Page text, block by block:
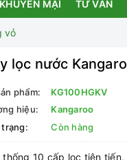
MẠI TƯ VẤN
vỏ
lọc nước
phẩm:
KG100HGKV
hiệu:
Kangaroo
trạng:
Còn hàng
thống 10 cấp lọc tiên